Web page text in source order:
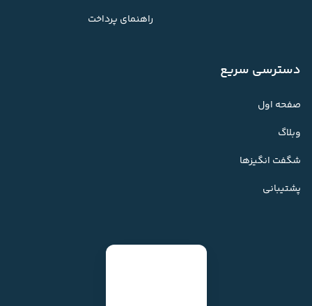
راهنمای پرداخت
دسترسی سریع
صفحه اول
وبلاگ
شگفت انگیزها
پشتیبانی